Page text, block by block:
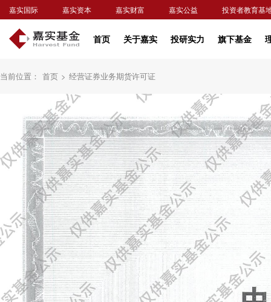
嘉实国际 嘉实资本 嘉实财富 嘉实公益 投资者教育基
首页 关于嘉实 投研实力 旗下基金
当前位置： 首页 > 经营证券业务期货许可证